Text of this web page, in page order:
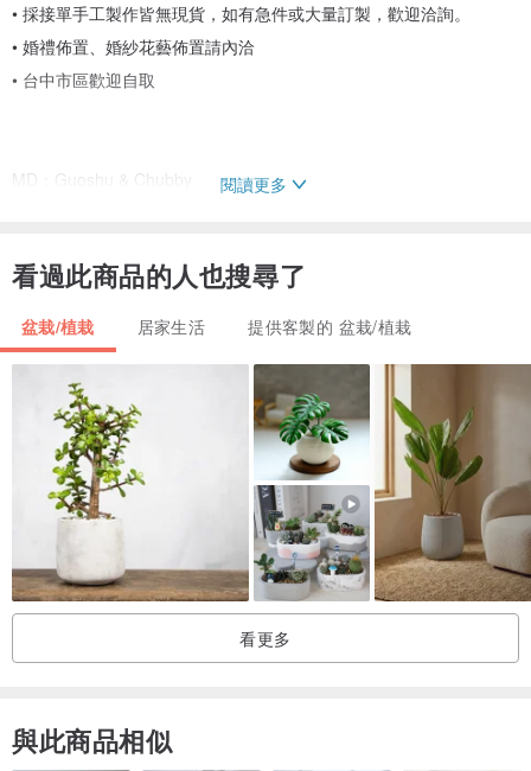
• 採接單手工製作皆無現貨，如有急件或大量訂製，歡迎洽詢。
• 婚禮佈置、婚紗花藝佈置請內洽
• 台中市區歡迎自取
MD：Guoshu & Chubby
Gown：唯諾禮服婚紗
flower design：PauroraPin
►貼心提醒 :
• 乾燥花為真正植物乾燥處理，須放置於乾燥處避免潮濕，可放置約1
年，漸漸褪色及脆化是正常的現象喔 ! 運送過程些微掉落也為正常現
如有灰塵用吹風機輕輕隔大約30公分輕吹即可。
• 乾燥花以當季花材為主，訂製商品如有特別喜歡或不喜歡的花材可
閱讀更多
看過此商品的人也搜尋了
盆栽/植栽 居家生活 提供客製的 盆栽/植栽
看更多
與此商品相似